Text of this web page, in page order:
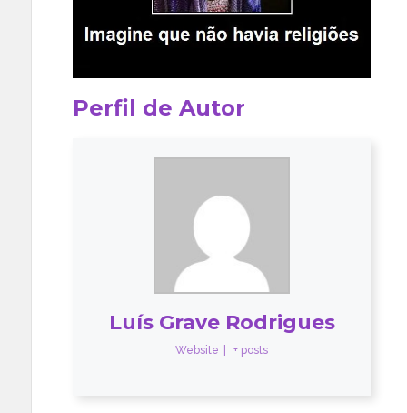
Perfil de Autor
Luís Grave Rodrigues
Website + posts